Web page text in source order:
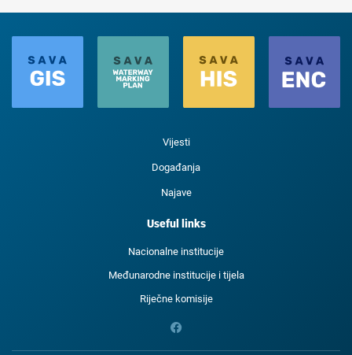
Vijesti
Događanja
Najave
Useful links
Nacionalne institucije
Međunarodne institucije i tijela
Riječne komisije